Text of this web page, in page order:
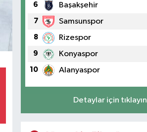
6 Başakşehir
7 Samsunspor
8 Rizespor
9 Konyaspor
10 Alanyaspor
Detaylar için tıklayın